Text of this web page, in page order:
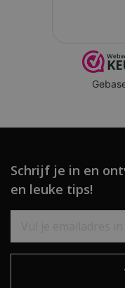
Schrijf je in en
en leuke tips!